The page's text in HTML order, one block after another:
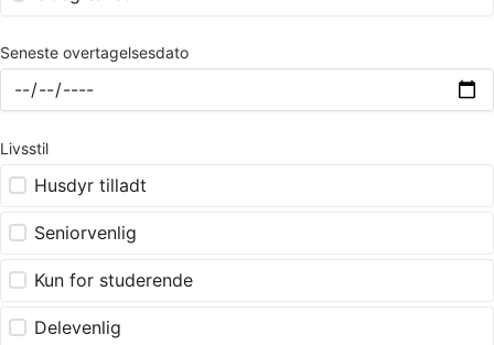
Seneste overtagelsesdato
Livsstil
Husdyr tilladt
Seniorvenlig
Kun for studerende
Delevenlig